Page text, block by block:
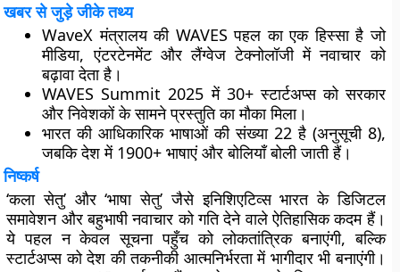
खबर से जुड़े जीके तथ्य
WaveX मंत्रालय की WAVES पहल का एक हिस्सा है जो
मीडिया, एंटरटेनमेंट और लैंग्वेज टेक्नोलॉजी में नवाचार को
बढ़ावा देता है।
WAVES Summit 2025 में 30+ स्टार्टअप्स को सरकार
और निवेशकों के सामने प्रस्तुति का मौका मिला।
भारत की आधिकारिक भाषाओं की संख्या 22है (अनुसूची 8),
जबकि देश में 1900+ भाषाएं और बोलियाँबोली जाती हैं।
निष्कर्ष
‘कला सेतु’ और ‘भाषा सेतु’ जैसे इनिशिएटिव्स भारत केडिजिटल
समावेशन और बहुभाषी नवाचार को गति देने वाले ऐतिहासिक कदम हैं।
ये पहल न केवल सूचना पहुँच को लोकतांत्रिक बनाएंगी, बल्कि
स्टार्टअप्स को देश की तकनीकी आत्मनिर्भरता में भागीदार भी बनाएंगी।